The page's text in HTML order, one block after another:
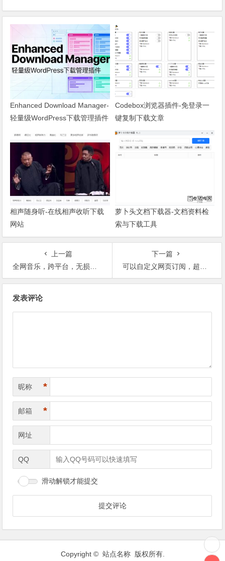
Enhanced Download Manager-
轻量级WordPress下载管理插件
Codebox浏览器插件-免登录一
键复制下载文章
相声随身听-在线相声收听下载
网站
萝卜头文档下载器-文档资料检
索与下载工具
上一篇
全网音乐，跨平台，无损白嫖！
下一篇
可以自定义网页订阅，超强全能RSS阅读器「irreader」
发表评论
昵称 *
邮箱 *
网址
QQ
滑动解锁才能提交
Copyright © 站点名称 版权所有.